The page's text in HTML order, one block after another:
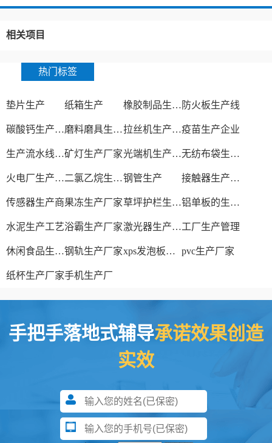
相关项目
热门标签
垫片生产 纸箱生产 橡胶制品生产厂 防火板生产线
碳酸钙生产设备 磨料磨具生产厂家 拉丝机生产厂家疫苗生产企业
生产流水线设备矿灯生产厂家 光端机生产厂家 无纺布袋生产厂家
火电厂生产过程 二氯乙烷生产厂家钢管生产 接触器生产厂家
传感器生产商果冻生产厂家 草坪护栏生产厂家 铝单板的生产厂家
水泥生产工艺浴霸生产厂家 激光器生产厂家工厂生产管理
休闲食品生产线钢轨生产厂家 xps发泡板材生产线 pvc生产厂家
纸杯生产厂家手机生产厂
手把手落地式辅导承诺效果创造
实效